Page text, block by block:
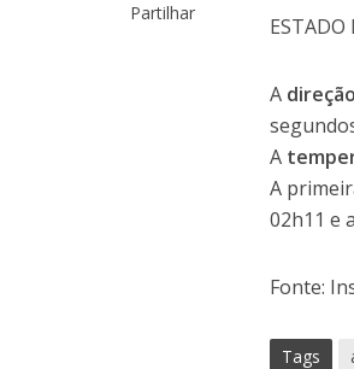
Partilhar
ESTADO
A
A
A
02h11 e
Fonte:
Tags